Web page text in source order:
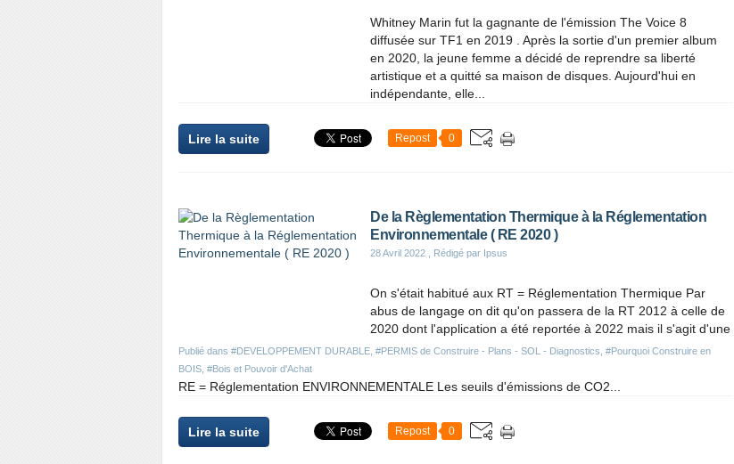
Whitney Marin fut la gagnante de l'émission The Voice 8
diffusée sur TF1 en 2019 . Après la sortie d'un premier album
en 2020, la jeune femme a décidé de reprendre sa liberté
artistique et a quitté sa maison de disques. Aujourd'hui en
indépendante, elle...
Lire la suite Repost 0
De la Règlementation Thermique à la Réglementation
Environnementale ( RE 2020 )
28 Avril 2022 , Rédigé par Ipsus
Publié dans #DEVELOPPEMENT DURABLE #PERMIS de Construire - Plans - SOL - Diagnostics #Pourquoi Construire en
BOIS #Bois et Pouvoir d'Achat
On s'était habitué aux RT = Réglementation Thermique Par
abus de langage on dit qu'on passera de la RT 2012 à celle de
2020 dont l'application a été reportée à 2022 mais il s'agit d'une
RE = Réglementation ENVIRONNEMENTALE Les seuils d'émissions de CO2...
Lire la suite Repost 0